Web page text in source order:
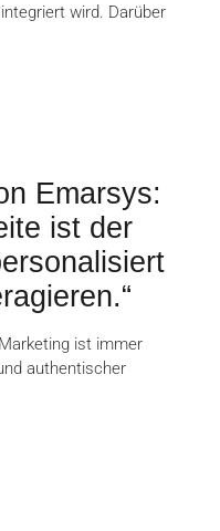
wird. Darüber
Emarsys:
ist der
ist immer
authentischer